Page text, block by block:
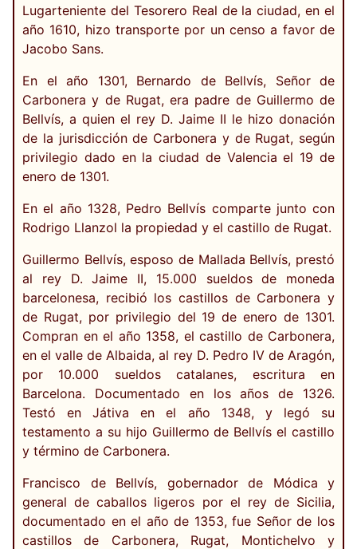
Lugarteniente del Tesorero Real de la ciudad, en el
año 1610, hizo transporte por un censo a favor de
Jacobo Sans.
En el año 1301, Bernardo de Bellvís, Señor de
Carbonera y de Rugat, era padre de Guillermo de
Bellvís, a quien el rey D. Jaime II le hizo donación
de la jurisdicción de Carbonera y de Rugat, según
privilegio dado en la ciudad de Valencia el 19 de
enero de 1301.
En el año 1328, Pedro Bellvís comparte junto con
Rodrigo Llanzol la propiedad y el castillo de Rugat.
Guillermo Bellvís, esposo de Mallada Bellvís, prestó
al rey D. Jaime II, 15.000 sueldos de moneda
barcelonesa, recibió los castillos de Carbonera y
de Rugat, por privilegio del 19 de enero de 1301.
Compran en el año 1358, el castillo de Carbonera,
en el valle de Albaida, al rey D. Pedro IV de Aragón,
por 10.000 sueldos catalanes, escritura en
Barcelona. Documentado en los años de 1326.
Testó en Játiva en el año 1348, y legó su
testamento a su hijo Guillermo de Bellvís el castillo
y término de Carbonera.
Francisco de Bellvís, gobernador de Módica y
general de caballos ligeros por el rey de Sicilia,
documentado en el año de 1353, fue Señor de los
castillos de Carbonera, Rugat, Montichelvo y